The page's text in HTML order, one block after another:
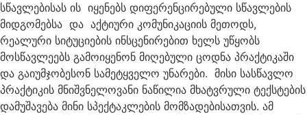
სწავლებისას ის იყენებს დიფერენცირებული სწავლების
მიდგომებსა და აქტიური კომუნიკაციის მეთოდს,
რეალური სიტუციების ინსცენირებით ხელს უწყობს
მოსწავლეებს გამოიყენონ მიღებული ცოდნა პრაქტიკაში
და გაიუმჯობესონ სამეტყველო უნარები. მისი სასწავლო
პრაქტიკის მნიშვნელოვანი ნაწილია მხატვრული ტექსტების
დამუშავება მინი სპექტაკლების მომზადებისათვის. ამ